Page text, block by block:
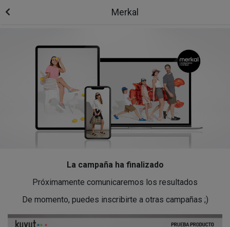
Merkal
La campaña ha finalizado
Próximamente comunicaremos los resultados
De momento, puedes inscribirte a otras campañas ;)